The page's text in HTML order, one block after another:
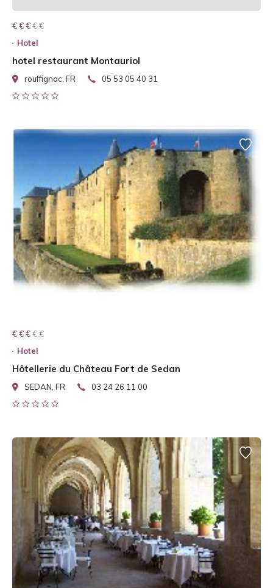
€ € € € €
€ € €
Hotel
hotel restaurant Montauriol
rouffignac, FR 05 53 05 40 31
€ € € € €
€ € €
Hotel
Hôtellerie du Château Fort de Sedan
SEDAN, FR 03 24 26 11 00